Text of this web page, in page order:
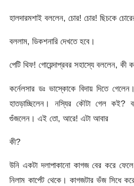
হালদারমশাই বললেন, চোর! চোর! ছিচকে
বললাম, ডিকশনারি দেখতে হবে।
পেটি থিফ! গোয়েন্দাপ্রবর সহাস্যে বললেন, কী
কর্নেলসার ডঃ ভাস্কোকে বিদায় দিতে
হাতড়াচ্ছিলেন। নস্যির কৌটা গেল কই?
গুঁজলেন। এই তো, আরে! এটা আবার
কী?
উনি একটা দলাপাকানো কাগজ বের করে
নিলাম কার্পেট থেকে। কাগজটার ভঁজ সিধে